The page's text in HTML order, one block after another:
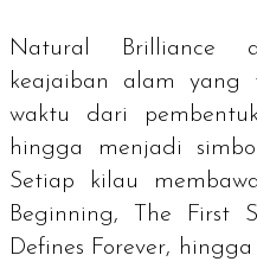
Natural Brilliance
keajaiban alam yang
waktu dari
hingga menjadi
Setiap kilau
Beginning, The First
Defines Forever, hingga